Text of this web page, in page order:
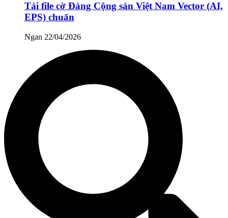
Tải file cờ Đảng Cộng sản Việt Nam Vector (AI,
EPS) chuẩn
Ngan 22/04/2026